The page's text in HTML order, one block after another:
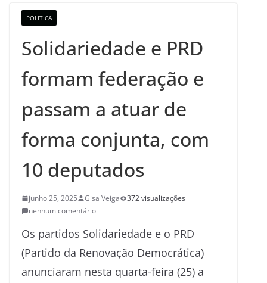
POLITICA
Solidariedade e PRD
formam federação e
passam a atuar de
forma conjunta, com
10 deputados
junho 25, 2025 Gisa Veiga
372 visualizações
nenhum comentário
Os partidos Solidariedade e o PRD
(Partido da Renovação Democrática)
anunciaram nesta quarta-feira (25) a